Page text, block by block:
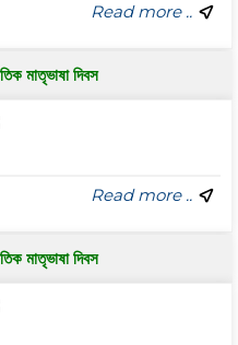
Read more ..
মাতৃভাষা দিবস
Read more ..
মাতৃভাষা দিবস